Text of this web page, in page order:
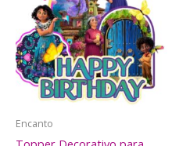
Encanto